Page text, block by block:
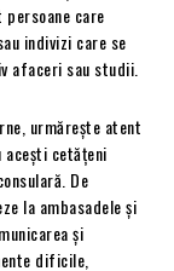
care
indivizi care se
afaceri sau studii.
urmărește atent
acești cetățeni
De
la ambasadele și
și
dificile,